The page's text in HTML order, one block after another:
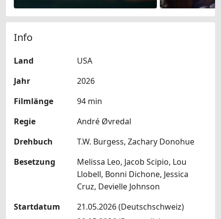
Info
Land
USA
Jahr
2026
Filmlänge
94 min
Regie
André Øvredal
Drehbuch
T.W. Burgess, Zachary Donohue
Besetzung
Melissa Leo, Jacob Scipio, Lou
Llobell, Bonni Dichone, Jessica
Cruz, Devielle Johnson
Startdatum
21.05.2026 (Deutschschweiz)